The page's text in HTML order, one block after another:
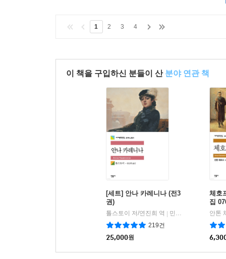
1 2 3 4
이 책을 구입하신 분들이 산 분야 연관 책
[세트] 안나 카레니나 (전3
권)
톨스토이 저/연진희 역
민음사
219건
25,000원
체호
집
안톤